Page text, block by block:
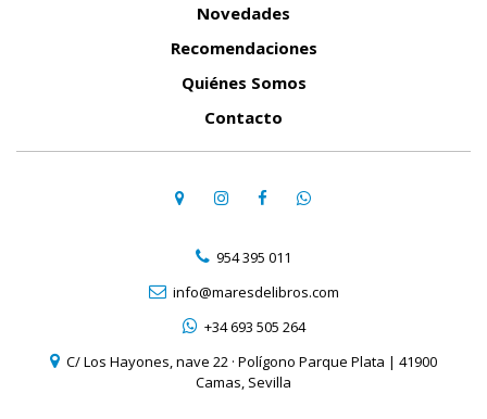
Novedades
Recomendaciones
Quiénes Somos
Contacto
954 395 011
info@maresdelibros.com
+34 693 505 264
C/ Los Hayones, nave 22 · Polígono Parque Plata | 41900
Camas, Sevilla